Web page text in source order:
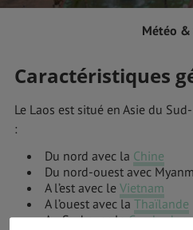
Météo &
Caractéristiques
Le Laos est situé en Asie du
:
Du nord avec la Chine
Du nord-ouest avec
A l’est avec le Vietnam
A l’ouest avec la Thaïlande
Au Sud avec leCambodge